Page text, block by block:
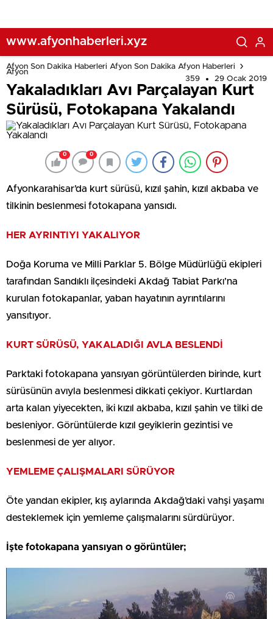
www.afyonhaberleri.xyz
Afyon Son Dakika Haberleri Afyon Son Dakika Afyon Haberleri
Afyon
359
29 Ocak 2019
Yakaladıkları Avı Parçalayan Kurt
Sürüsü, Fotokapana Yakalandı
0 0
Afyonkarahisar’da kurt sürüsü, kızıl şahin, kızıl akbaba ve
tilkinin beslenmesi fotokapana yansıdı.
HER AYRINTIYI YAKALIYOR
Doğa Koruma ve Milli Parklar 5. Bölge Müdürlüğü ekipleri
tarafından Sandıklı ilçesindeki Akdağ Tabiat Parkı’na
kurulan fotokapanlar, yaban hayatının ayrıntılarını
yansıtıyor.
KURT SÜRÜSÜ, YAKALADIĞI AVLA BESLENDİ
Parktaki fotokapana yansıyan görüntülerden birinde, kurt
sürüsünün avıyla beslenmesi dikkati çekiyor. Kurtlardan
arta kalan yiyecekten, iki kızıl akbaba, kızıl şahin ve tilki de
besleniyor. Görüntülerde kızıl geyiklerin gezintisi ve
beslenmesi de yer alıyor.
YEMLEME ÇALIŞMALARI SÜRÜYOR
Öte yandan ekipler, kış aylarında Akdağ’daki vahşi yaşamı
desteklemek için yemleme çalışmalarını sürdürüyor.
İşte fotokapana yansıyan o görüntüler;